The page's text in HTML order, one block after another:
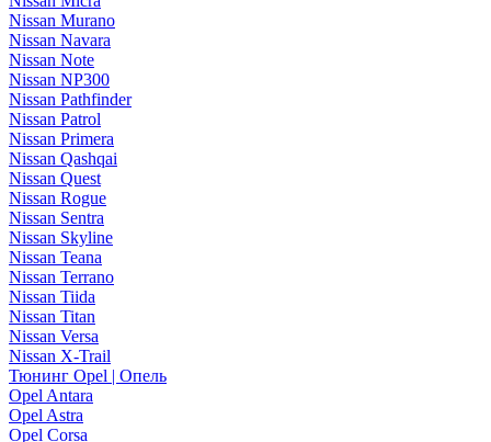
Nissan Murano
Nissan Navara
Nissan Note
Nissan NP300
Nissan Pathfinder
Nissan Patrol
Nissan Primera
Nissan Qashqai
Nissan Quest
Nissan Rogue
Nissan Sentra
Nissan Skyline
Nissan Teana
Nissan Terrano
Nissan Tiida
Nissan Titan
Nissan Versa
Nissan X-Trail
Тюнинг Opel | Опель
Opel Antara
Opel Astra
Opel Corsa